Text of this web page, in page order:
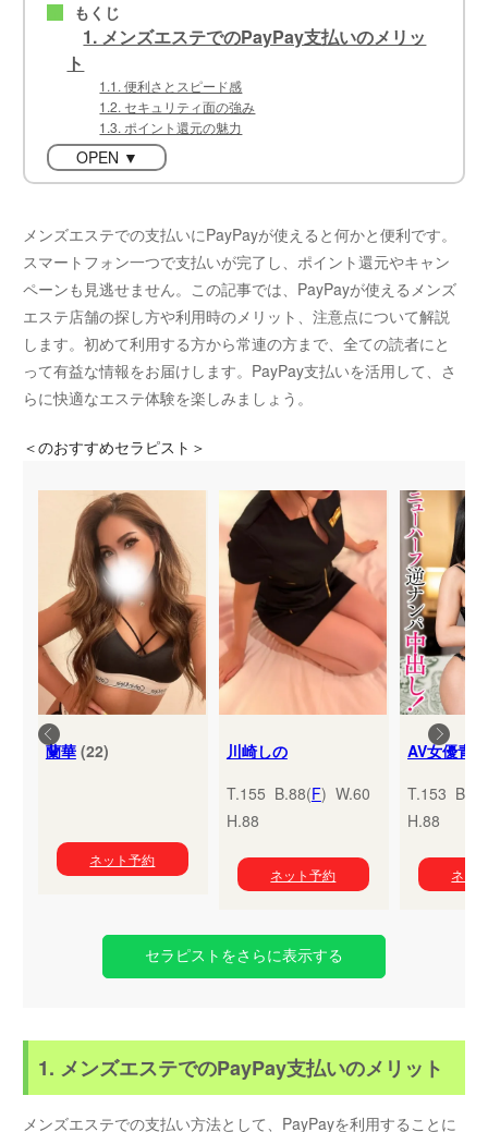
■ もくじ
1. メンズエステでのPayPay支払いのメリッ
ト
1.1. 便利さとスピード感
1.2. セキュリティ面の強み
1.3. ポイント還元の魅力
OPEN ▼
メンズエステでの支払いにPayPayが使えると何かと便利です。
スマートフォン一つで支払いが完了し、ポイント還元やキャン
ペーンも見逃せません。この記事では、PayPayが使えるメンズ
エステ店舗の探し方や利用時のメリット、注意点について解説
します。初めて利用する方から常連の方まで、全ての読者にと
って有益な情報をお届けします。PayPay支払いを活用して、さ
らに快適なエステ体験を楽しみましょう。
＜のおすすめセラピスト＞
蘭華(22)
ネット予約
川崎しの
T.155 B.88(F) W.60
H.88
ネット予約
T.153
H.88
ネッ
セラピストをさらに表示する
1. メンズエステでのPayPay支払いのメリット
メンズエステでの支払い方法として、PayPayを利用することに